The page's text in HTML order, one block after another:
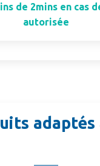
de 2mins en cas
autorisée